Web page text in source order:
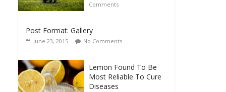
Comments
Post Format: Gallery
June 23, 2015 No Comments
Lemon Found To Be
Most Reliable To Cure
Diseases